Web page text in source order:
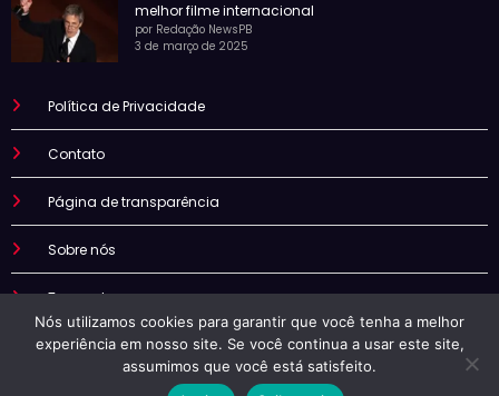
melhor filme internacional
por Redação NewsPB
3 de março de 2025
Política de Privacidade
Contato
Página de transparência
Sobre nós
Termo de uso
Nós utilizamos cookies para garantir que você tenha a melhor
experiência em nosso site. Se você continua a usar este site,
assumimos que você está satisfeito.